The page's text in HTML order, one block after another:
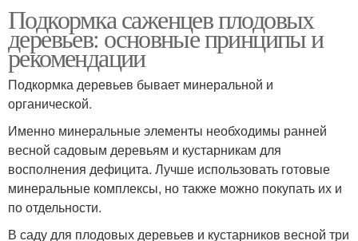
Подкормка саженцев плодовых
деревьев: основные принципы и
рекомендации
Подкормка деревьев бывает минеральной и
органической.
Именно минеральные элементы необходимы ранней
весной садовым деревьям и кустарникам для
восполнения дефицита. Лучше использовать готовые
минеральные комплексы, но также можно покупать их и
по отдельности.
В саду для плодовых деревьев и кустарников весной три